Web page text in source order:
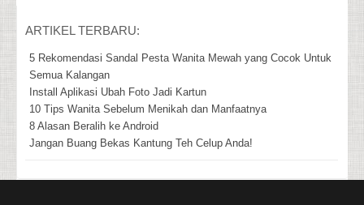
ARTIKEL TERBARU:
5 Rekomendasi Sandal Pesta Wanita Mewah yang Cocok Untuk
Semua Kalangan
Install Aplikasi Ubah Foto Jadi Kartun
10 Tips Wanita Sebelum Menikah dan Manfaatnya
8 Alasan Beralih ke Android
Jangan Buang Bekas Kantung Teh Celup Anda!